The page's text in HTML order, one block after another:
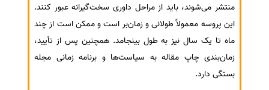
منتشر می‌شوند، باید از مراحل داوری سخت‌گیرانه عبور کنند.
این پروسه معمولاً طولانی و زمان‌بر است و ممکن است از چند
ماه تا یک سال نیز به طول بینجامد. همچنین پس از تأیید،
زمان‌بندی چاپ مقاله به سیاست‌ها و برنامه زمانی مجله
بستگی دارد.